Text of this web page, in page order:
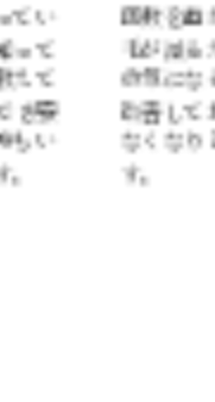
いくにつれて
ではなく、体
ずみが徐々に
毛穴も目立た
も嬉しいで